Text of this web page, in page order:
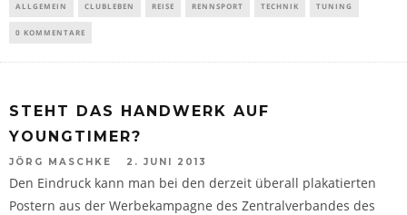
ALLGEMEIN CLUBLEBEN REISE RENNSPORT TECHNIK TUNING
0 KOMMENTARE
STEHT DAS HANDWERK AUF
YOUNGTIMER?
JÖRG MASCHKE 2. JUNI 2013
Den Eindruck kann man bei den derzeit überall plakatierten
Postern aus der Werbekampagne des Zentralverbandes des